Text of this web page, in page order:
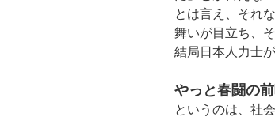
とは言え、それ
舞いが目立ち、
結局日本人力士
やっと春闘の
というのは、社